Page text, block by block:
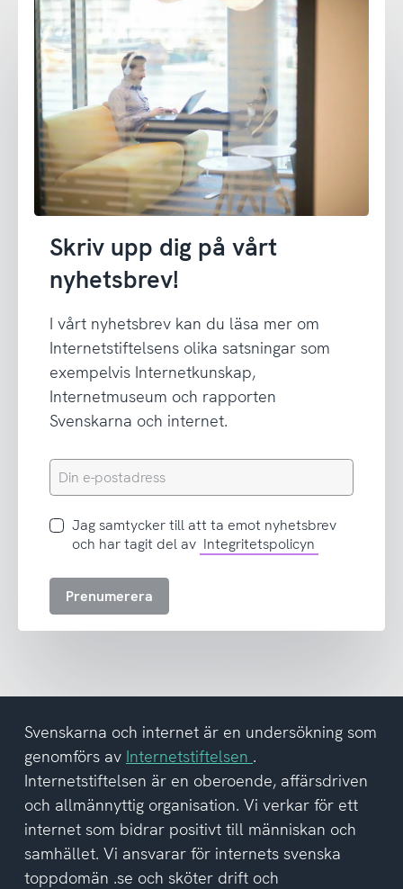
Skriv upp dig på vårt
nyhetsbrev!
I vårt nyhetsbrev kan du läsa mer om
Internetstiftelsens olika satsningar som
exempelvis Internetkunskap,
Internetmuseum och rapporten
Svenskarna och internet.
Din
e-
Jag
samtycker
att
del
av
integritetspolicyn
Jag samtycker till att ta emot nyhetsbrev
och har tagit del av Integritetspolicyn
Prenumerera
Svenskarna och internet är en undersökning som
genomförs av Internetstiftelsen .
Internetstiftelsen är en oberoende, affärsdriven
och allmännyttig organisation. Vi verkar för ett
internet som bidrar positivt till människan och
samhället. Vi ansvarar för internets svenska
toppdomän .se och sköter drift och